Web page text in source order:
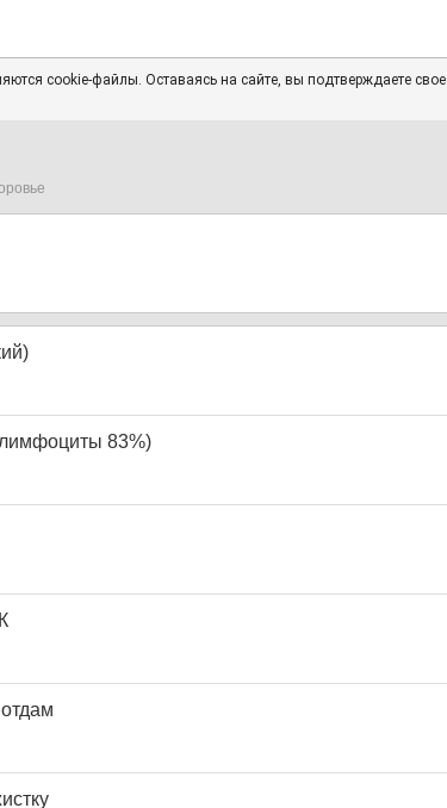
cookie-файлы. Оставаясь на сайте, вы подтверждаете свое
лимфоциты 83%)